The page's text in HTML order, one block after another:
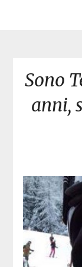
Sono
anni,